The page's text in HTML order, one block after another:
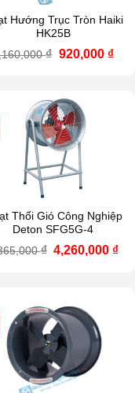
Hướng Trục Tròn Haiki
HK25B
₫ Giá
920,000 ₫Giá
Thổi Gió Công Nghiệp
Deton SFG5G-4
₫ Giá
4,260,000 ₫